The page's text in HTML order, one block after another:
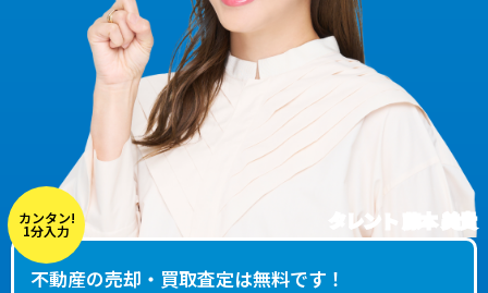
タレント 藤本 美貴
カンタン!
1分入力
不動産の売却・買取査定は無料です！